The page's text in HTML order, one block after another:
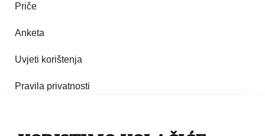
Priče
Anketa
Uvjeti korištenja
Pravila privatnosti